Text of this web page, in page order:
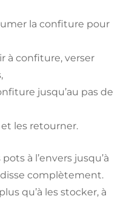
la confiture pour
à confiture, verser
jusqu’au pas de
les retourner.
à l’envers jusqu’à
complètement.
qu’à les stocker, à